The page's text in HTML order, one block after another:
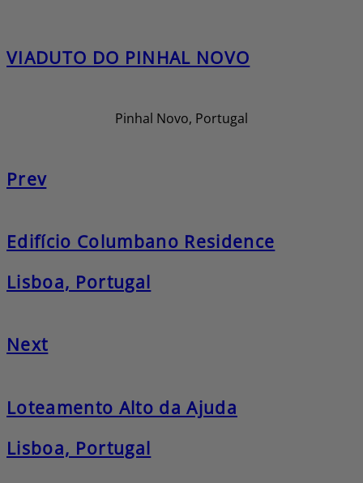
VIADUTO DO PINHAL NOVO
Pinhal Novo, Portugal
Prev
Edifício Columbano Residence
Lisboa, Portugal
Next
Loteamento Alto da Ajuda
Lisboa, Portugal